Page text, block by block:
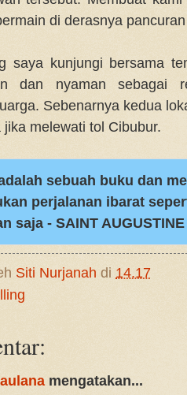
di derasnya
saya kunjungi bersama
dan nyaman sebagai
Sebenarnya kedua
melewati tol Cibubur.
sebuah buku dan
perjalanan ibarat
saja - SAINT
Siti Nurjanah di 14.17
mengatakan...